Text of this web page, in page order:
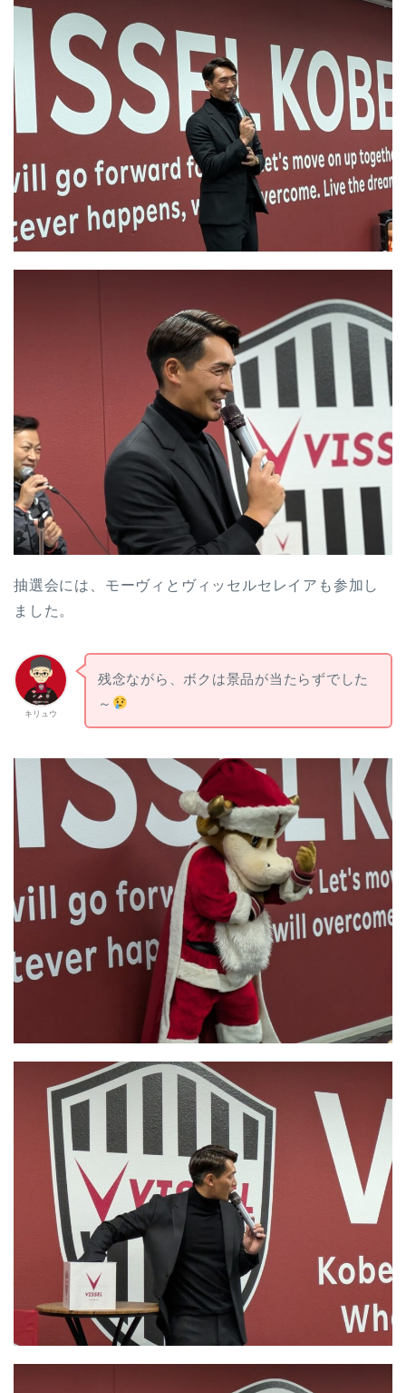
抽選会には、モーヴィとヴィッセルセレイアも参加し
ました。
キリュウ
残念ながら、ボクは景品が当たらずでした
～